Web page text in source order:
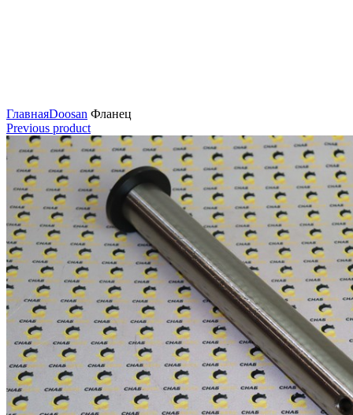
ГлавнаяDoosan Фланец
Previous product